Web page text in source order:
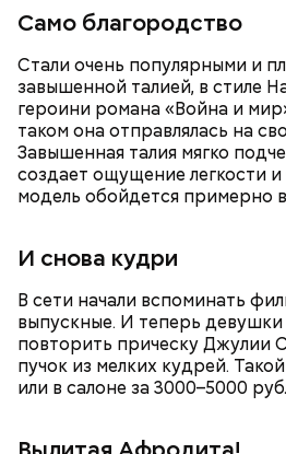
Само благородство
Стали очень популярными и
завышенной талией, в стиле
героини романа «Война и
таком она отправлялась на
Завышенная талия мягко
создает ощущение легкости и
модель обойдется примерно
И снова кудри
В сети начали вспоминать
выпускные. И теперь
повторить прическу Джулии
пучок из мелких кудрей.
или в салоне за 3000–5000
ориентироваться на запах: